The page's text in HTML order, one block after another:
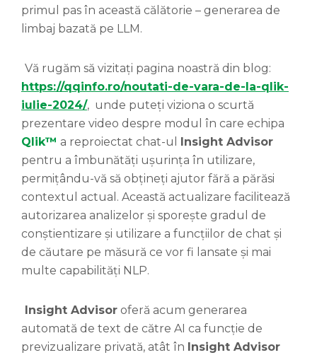
primul pas în această călătorie – generarea de
limbaj bazată pe LLM.
Vă rugăm să vizitați pagina noastră din blog:
https://qqinfo.ro/noutati-de-vara-de-la-qlik-
iulie-2024/, unde puteți viziona o scurtă
prezentare video despre modul în care echipa
Qlik™ a reproiectat chat-ul
Insight Advisor
pentru a îmbunătăți ușurința în utilizare,
permițându-vă să obțineți ajutor fără a părăsi
contextul actual. Această actualizare facilitează
autorizarea analizelor și sporește gradul de
conștientizare și utilizare a funcțiilor de chat și
de căutare pe măsură ce vor fi lansate și mai
multe capabilități NLP.
Insight Advisor oferă acum generarea
automată de text de către AI ca funcție de
previzualizare privată, atât în Insight Advisor